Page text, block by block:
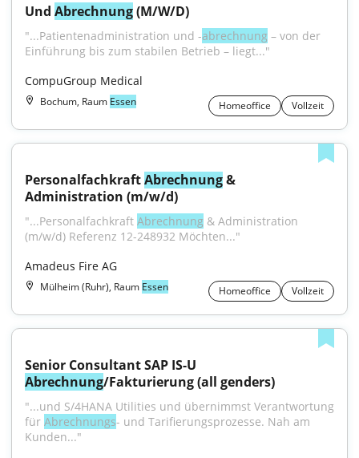
Und Abrechnung (M/W/D)
"...Patientenadministration und -abrechnung – von der
Einführung bis zum stabilen Betrieb – liegt..."
CompuGroup Medical
Bochum, Raum Essen Homeoffice Vollzeit
Personalfachkraft Abrechnung &
Administration (m/w/d)
"...Personalfachkraft Abrechnung & Administration
(m/w/d) Referenz 12-248932 Möchten..."
Amadeus Fire AG
Mülheim (Ruhr), Raum Essen Homeoffice Vollzeit
Abrechnung/Fakturierung (all genders)
"...und S/4HANA Utilities und übernimmst Verantwortung
für Abrechnungs- und Tarifierungsprozesse. Nah am
Kunden..."